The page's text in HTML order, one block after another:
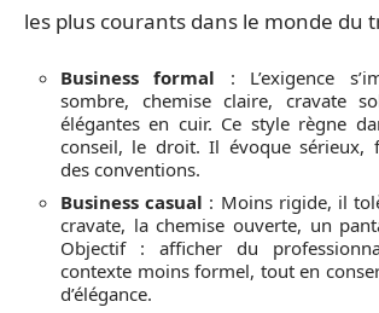
les plus courants dans le monde du
Business formal : L’exigence
sombre, chemise claire, cravate
élégantes en cuir. Ce style règne
conseil, le droit. Il évoque sérieux,
des conventions.
Business casual : Moins rigide, il
cravate, la chemise ouverte, un
Objectif : afficher du
contexte moins formel, tout en
d’élégance.